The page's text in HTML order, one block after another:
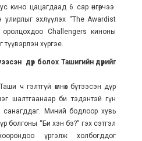
кино цацагдаад 6 сар өнгөрчээ.
эхлүүлэх “The Awardist
Challengers киноны
түүвэрлэн хүргэе.
дүр болох Ташигийн дүрийг
ч гэлтгүй өмнөх бүтээсэн дүр
шалтгаанаар би тэдэнтэй гүн
Миний бодлоор хувь
болгоны “Би хэн бэ?” гэх сэтгэл
үргэлж холбогддог